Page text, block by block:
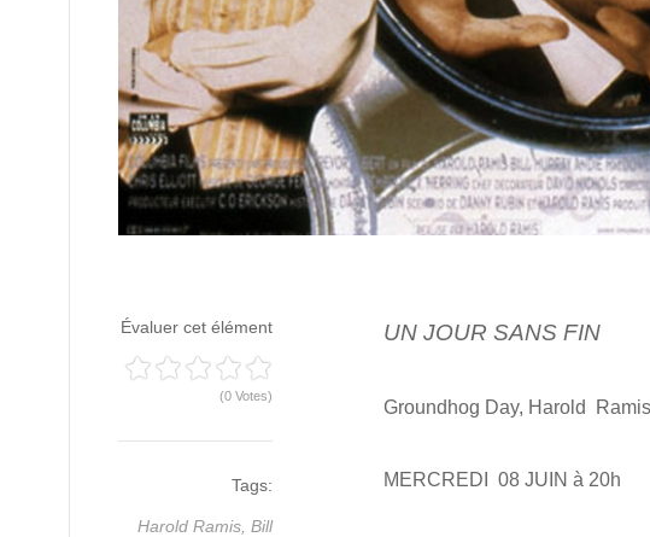
Évaluer cet élément
(0 Votes)
Tags:
Harold Ramis, Bill
UN JOUR SANS FIN
Groundhog Day, Harold
MERCREDI 08 JUIN à 20h